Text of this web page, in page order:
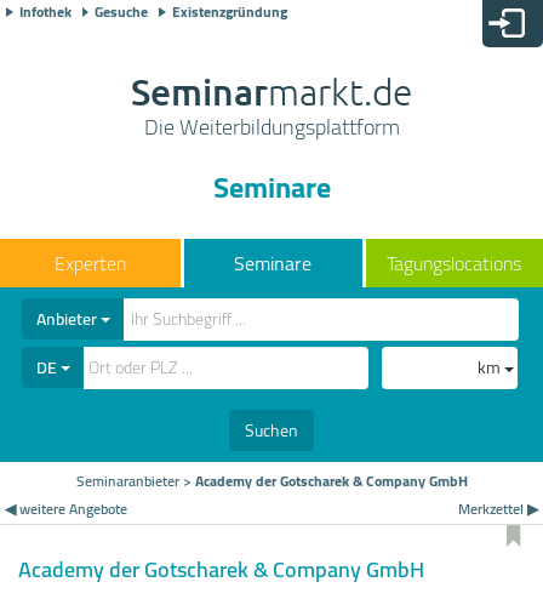
Infothek Gesuche Existenzgründung
Seminarmarkt.de
Die Weiterbildungsplattform
Seminare
Seminare Tagungslocations
Anbieter
DE
km
Suchen
Seminaranbieter>Academy der Gotscharek & Company GmbH
◀ weitere Angebote
Merkzettel ▶
Academy der Gotscharek & Company GmbH